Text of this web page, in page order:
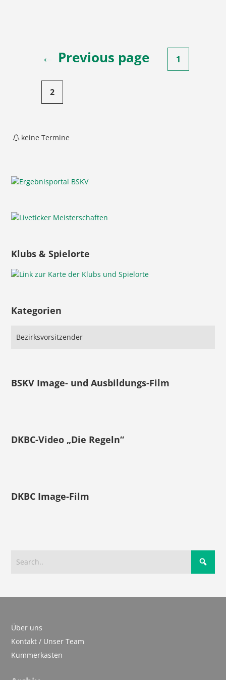
Seitennummerierung
der
Beiträge
← Previous page 1
2
keine Termine
Klubs & Spielorte
Kategorien
BSKV Image- und Ausbildungs-Film
DKBC-Video „Die Regeln“
DKBC Image-Film
Über uns
Kontakt / Unser Team
Kummerkasten